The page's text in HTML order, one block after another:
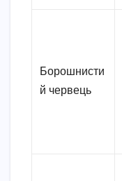
Борошнисти
й червець